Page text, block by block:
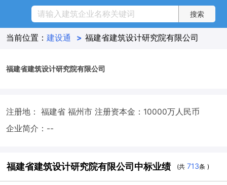
当前位置： 建设通 > 福建省建筑设计研究院有限公司
福建省建筑设计研究院有限公司
注册地： 福建省 福州市 注册资本金：10000万人民币
企业简介：--
福建省建筑设计研究院有限公司中标业绩 (共713条 )